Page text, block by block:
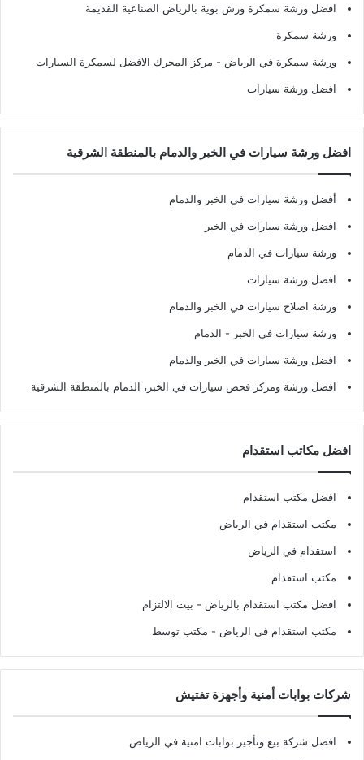
افضل ورشة سمكرة ورش بوية بالرياض الصناعية القديمة
ورشة سمكرة
ورشة سمكرة في الرياض - مركز المحرك الافضل لسمكرة السيارات
افضل ورشة سيارات
افضل ورشة سيارات في الخبر والدمام بالمنطقة الشرقية
أفضل ورشة سيارات في الخبر والدمام
افضل ورشة سيارات في الخبر
ورشة سيارات في الدمام
افضل ورشة سيارات
ورشة اصلاح سيارات في الخبر والدمام
ورشة سيارات في الخبر - الدمام
افضل ورشة سيارات في الخبر والدمام
افضل ورشة ومركز فحص سيارات في الخبر، الدمام بالمنطقة الشرقية
افضل مكاتب استقدام
افضل مكتب استقدام
مكتب استقدام في الرياض
استقدام في الرياض
مكتب استقدام
افضل مكتب استقدام بالرياض - بيت الالتزام
مكتب استقدام في الرياض - مكتب توسط
شركات بوابات أمنية وأجهزة تفتيش
افضل شركة بيع وتأجير بوابات امنية في الرياض